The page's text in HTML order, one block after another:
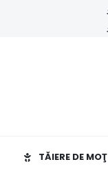
TĂIERE DE MOŢ